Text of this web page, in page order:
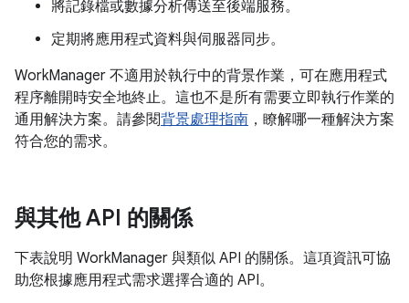
將記錄檔或數據分析傳送至後端服務。
定期將應用程式資料與伺服器同步。
WorkManager 不適用於執行中的背景作業，可在應用程式
程序離開時安全地終止。這也不是所有需要立即執行作業的
通用解決方案。請參閱背景處理指南 ，瞭解哪一種解決方案
符合您的需求。
與其他 API 的關係
下表說明 WorkManager 與類似 API 的關係。這項資訊可協
助您根據應用程式需求選擇合適的 API。